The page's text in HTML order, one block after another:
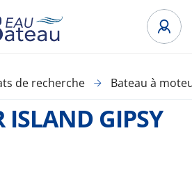
de recherche Bateau à
ISLAND GIPSY